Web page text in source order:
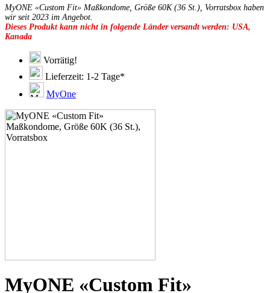
49D
49E
49F
49G
51C
51D
51E
51F
51G
53C
53D
53E
57G
57H
MyONE «Custom Fit» Maßkondome, Größe 60K (36 St.), Vorratsbox haben
wir seit 2023 im Angebot.
Dieses Produkt kann nicht in folgende Länder versandt werden: USA,
Kanada
Vorrätig!
Lieferzeit: 1-2 Tage*
MyOne
MyONE «Custom Fit»